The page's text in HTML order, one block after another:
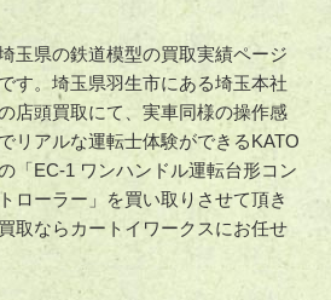
玉県の鉄道模型の買取実績ページ
です。埼玉県羽生市にある埼玉本社
店頭買取にて、実車同様の操作感
でリアルな運転士体験ができるKATO
「EC-1 ワンハンドル運転台形コン
トローラー」を買い取りさせて頂き
取ならカートイワークスにお任せ